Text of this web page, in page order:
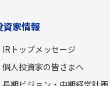
資家情報
IRトップメッセージ
個人投資家の皆さまへ